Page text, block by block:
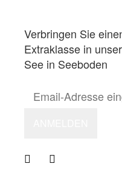
Verbringen Sie
Extraklasse in
See in Seeboden